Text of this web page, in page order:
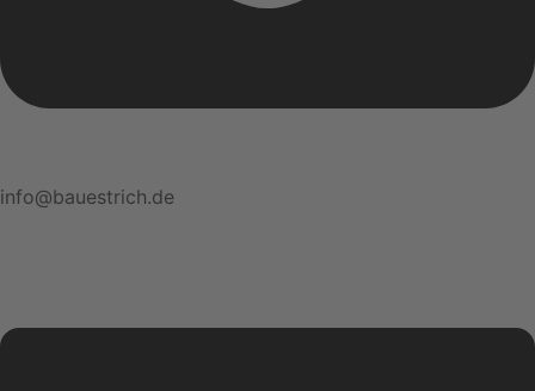
info@bauestrich.de